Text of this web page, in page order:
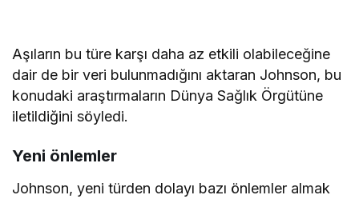
Aşıların bu türe karşı daha az etkili olabileceğine
dair de bir veri bulunmadığını aktaran Johnson, bu
konudaki araştırmaların Dünya Sağlık Örgütüne
iletildiğini söyledi.
Yeni önlemler
Johnson, yeni türden dolayı bazı önlemler almak